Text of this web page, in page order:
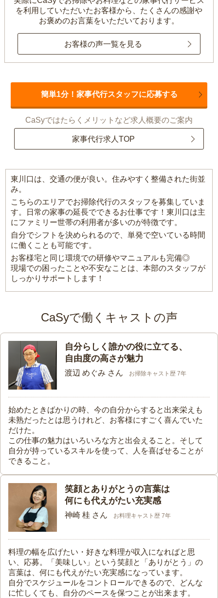
を利用していただいたお客様から、 たくさんの感謝や
お褒めのお言葉をいただいております。
お客様の声一覧を見る
簡単1分！家事代行スタッフに応募する
CaSyではたらくメリットなど求人概要のご案内
家事代行求人TOP
東川口は、交通の便が良い。住みやすく整備された街並
み。
こちらのエリアでお掃除代行のスタッフを募集していま
す。日常の家事の延長でできるお仕事です！東川口は主
にファミリー世帯の利用者が多いのが特徴です。
自分でシフトを決められるので、単発で空いている時間
に働くことも可能です。
お客様宅と同じ環境での研修やマニュアルも完備◎
現場での困ったことや不安なことは、本部のスタッフが
しっかりサポートします！
CaSyで働くキャストの声
自分らしく誰かの役に立てる、
自由度の高さが魅力
渡辺 めぐみ さん お掃除キャスト歴 7年
始めたときばかりの時、今の自分からすると出来栄えも
未熟だったとは思うけれど、お客様にすごく喜んでいた
だけた。
この仕事の魅力はいろいろな方と出会えること。そして
自分が持っているスキルを使って、人を喜ばせることが
できること。
笑顔とありがとうの言葉は
何にも代えがたい充実感
神崎 桂 さん お料理キャスト歴 7年
料理の幅を広げたい・好きな料理が収入になればと思
い、応募。「美味しい」という笑顔と「ありがとう」の
言葉は、何にも代えがたい充実感になっています。
自分でスケジュールをコントロールできるので、どんな
に忙しくても、自分のペースを保つことが出来ます。